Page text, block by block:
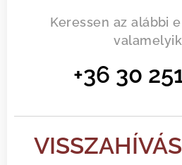
Keressen az alábbi
+36 30